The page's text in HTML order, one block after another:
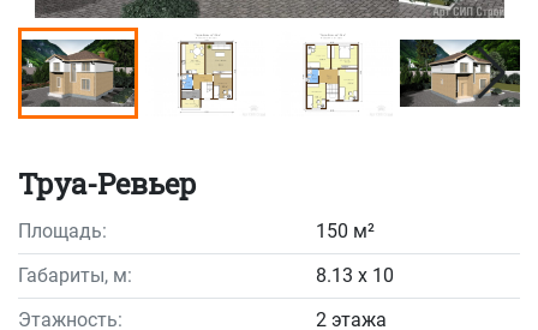
Труа-Ревьер
Площадь:
150 м²
Габариты, м:
8.13 x 10
Этажность:
2 этажа